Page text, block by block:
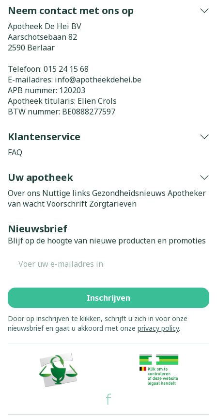
Neem contact met ons op
Apotheek De Hei BV
Aarschotsebaan 82
2590 Berlaar
Telefoon: 015 24 15 68
E-mailadres: info@apotheekdehei.be
APB nummer: 120203
Apotheek titularis: Elien Crols
BTW nummer: BE0888277597
Klantenservice
FAQ
Uw apotheek
Over ons Nuttige links Gezondheidsnieuws Apotheker
van wachtVoorschrift Zorgtarieven
Nieuwsbrief
Blijf op de hoogte van nieuwe producten en promoties
Inschrijven
Door op inschrijven te klikken, schrijft u zich in voor onze
nieuwsbrief en gaat u akkoord met onze privacy policy.